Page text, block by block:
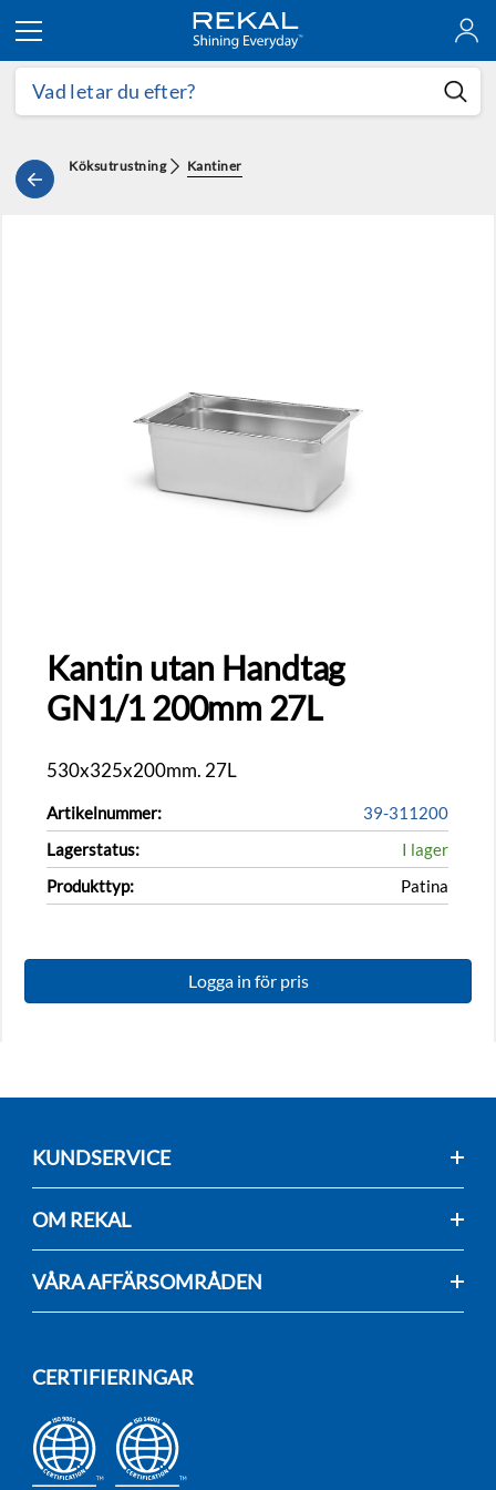
Hoppa till innehållet
Köksutrustning Kantiner
Kantin utan Handtag
GN1/1 200mm 27L
530x325x200mm. 27L
Artikelnummer:
39-311200
Lagerstatus:
I lager
Produkttyp:
Patina
Logga in för pris
KUNDSERVICE
OM REKAL
VÅRA AFFÄRSOMRÅDEN
CERTIFIERINGAR